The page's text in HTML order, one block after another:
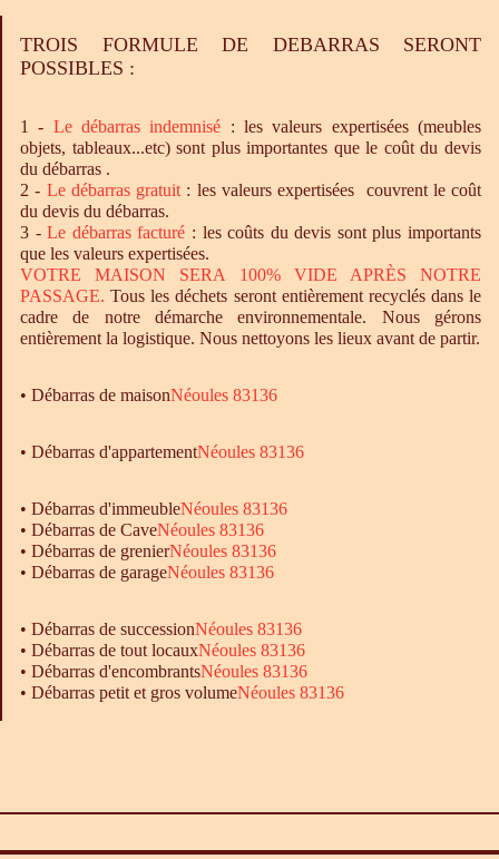
TROIS FORMULE DE DEBARRAS SERONT
POSSIBLES :
1 - Ledébarras indemnisé : les valeurs expertisées (meubles
objets, tableaux...etc) sont plus importantes que le coût du devis
du débarras .
2 - Le débarrasgratuit : les valeurs expertisées couvrent le coût
du devis du débarras.
3 -Le débarrasfacturé : les coûts du devis sont plus importants
que les valeurs expertisées.
VOTRE MAISON SERA 100% VIDE APRÈS NOTRE
PASSAGE. Tous les déchets seront entièrement recyclés dans le
cadre de notre démarche environnementale. Nous gérons
entièrement la logistique. Nous nettoyons les lieux avant de partir.
• Débarras de maisonNéoules 83136
• Débarras d'appartementNéoules 83136
• Débarras d'immeubleNéoules 83136
• Débarras de CaveNéoules 83136
• Débarras de grenierNéoules 83136
• Débarras de garageNéoules 83136
• Débarras de successionNéoules 83136
• Débarras de tout locauxNéoules 83136
• Débarras d'encombrantsNéoules 83136
• Débarras petit et gros volumeNéoules 83136